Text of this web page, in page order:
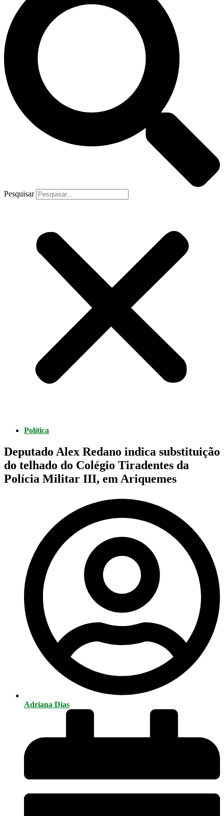
Pesquisar
Política
Deputado Alex Redano indica substituição
do telhado do Colégio Tiradentes da
Polícia Militar III, em Ariquemes
Adriana Dias